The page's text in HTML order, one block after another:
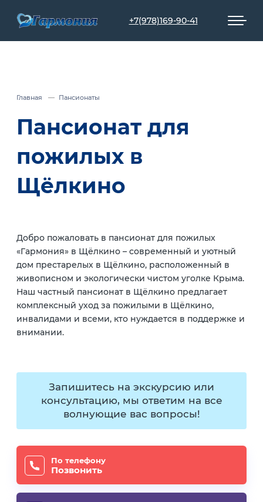
+7(978)169-90-41
Главная Пансионаты
Пансионат для
пожилых в
Щёлкино
Добро пожаловать в пансионат для пожилых
«Гармония» в Щёлкино – современный и уютный
дом престарелых в Щёлкино, расположенный в
живописном и экологически чистом уголке Крыма.
Наш частный пансионат в Щёлкино предлагает
комплексный уход за пожилыми в Щёлкино,
инвалидами и всеми, кто нуждается в поддержке и
внимании.
Запишитесь на экскурсию или
консультацию, мы ответим на все
волнующие вас вопросы!
По телефону
Позвонить